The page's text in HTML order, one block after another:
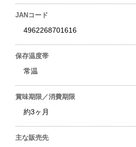
JANコード
4962268701616
保存温度帯
常温
賞味期限／消費期限
約3ヶ月
主な販売先